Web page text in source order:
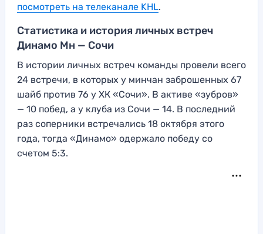
посмотреть на телеканале KHL.
Статистика и история личных встреч
Динамо Мн — Сочи
В истории личных встреч команды провели всего
24 встречи, в которых у минчан заброшенных 67
шайб против 76 у ХК «Сочи». В активе «зубров»
— 10 побед, а у клуба из Сочи — 14. В последний
раз соперники встречались 18 октября этого
года, тогда «Динамо» одержало победу со
счетом 5:3.